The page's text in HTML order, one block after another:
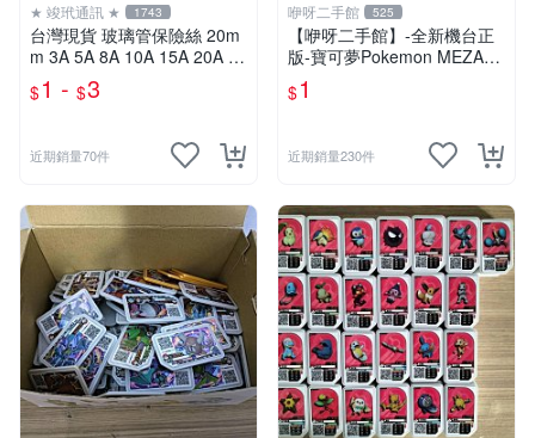
★ 竣玳通訊 ★ 1743
台灣現貨 玻璃管保險絲 20m
m 3A 5A 8A 10A 15A 20A 30
A 主機板保險絲 冠興 財神爺
飛絡力 娃娃機零件
$1 - $3
近期銷量70件
咿呀二手館 525
【咿呀二手館】-全新機台正
版-寶可夢Pokemon MEZAST
AR星塵寶可夢卡匣- 混各彈星
塵寶可夢卡匣- 2.3.4星隨機
$1
近期銷量230件